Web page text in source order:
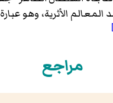
الأثرية، وهو
مراجع